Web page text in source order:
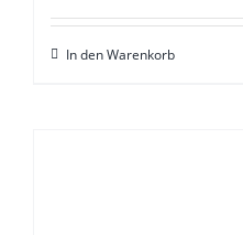
In den Warenkorb